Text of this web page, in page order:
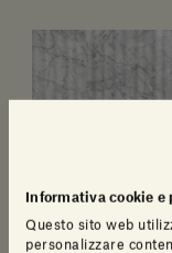
Informativa cookie e
Questo sito web
personalizzare